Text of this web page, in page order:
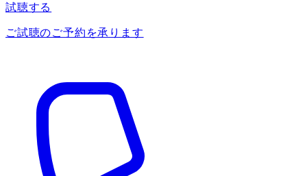
試聴する
ご試聴のご予約を承ります